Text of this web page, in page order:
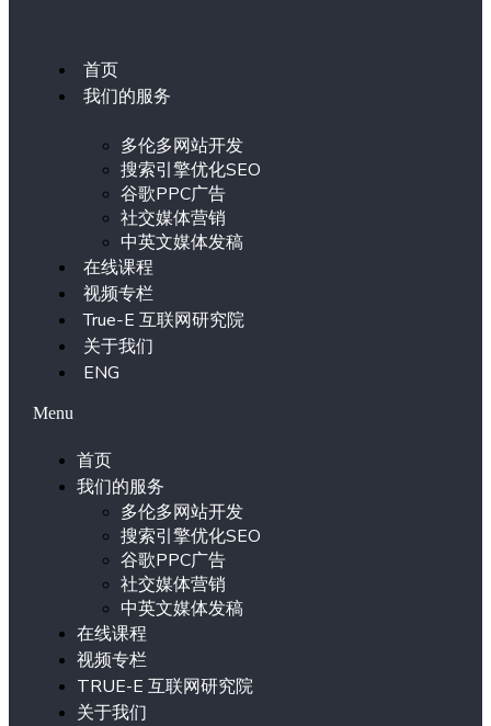
首页
我们的服务
多伦多网站开发
搜索引擎优化SEO
谷歌PPC广告
社交媒体营销
中英文媒体发稿
在线课程
视频专栏
True-E 互联网研究院
关于我们
ENG
Menu
首页
我们的服务
多伦多网站开发
搜索引擎优化SEO
谷歌PPC广告
社交媒体营销
中英文媒体发稿
在线课程
视频专栏
TRUE-E 互联网研究院
关于我们